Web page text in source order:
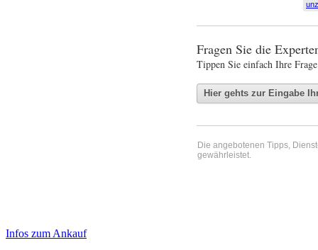
Fragen Sie die
Tippen Sie einfach Ihre
Die angebotenen Tipps,
gewährleistet.
Sidebar
Infos zum Ankauf